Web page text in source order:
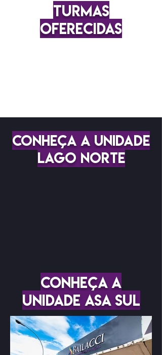
turmas
oferecidas
CONHEÇA A UNIDADE
LAGO NORTE
CONHEÇA A
UNIDADE ASA SUL